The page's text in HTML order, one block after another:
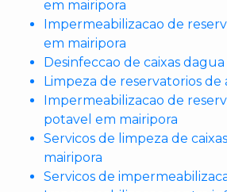
em mairipora
Impermeabilizacao de
em mairipora
Desinfeccao de caixas
Limpeza de reservatorios de
Impermeabilizacao de
potavel em mairipora
Servicos de limpeza de
mairipora
Servicos de